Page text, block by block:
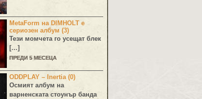
MetaForm на DIMHOLT е
сериозен албум (3)
Тези момчета го усещат блек
[…]
ПРЕДИ 5 МЕСЕЦА
ODDPLAY – Inertia (0)
Осмият албум на
варненската стоунър банда